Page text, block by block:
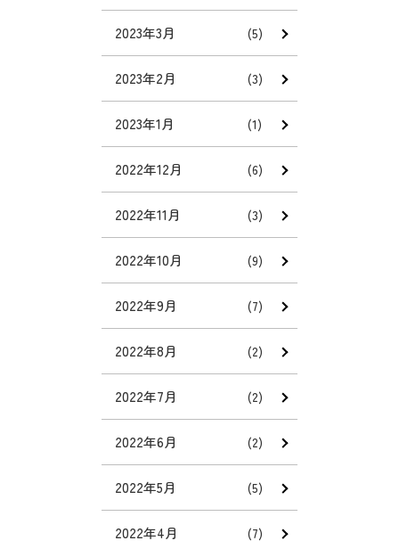
2023年3月 (5)
2023年2月 (3)
2023年1月 (1)
2022年12月 (6)
2022年11月 (3)
2022年10月 (9)
2022年9月 (7)
2022年8月 (2)
2022年7月 (2)
2022年6月 (2)
2022年5月 (5)
2022年4月 (7)